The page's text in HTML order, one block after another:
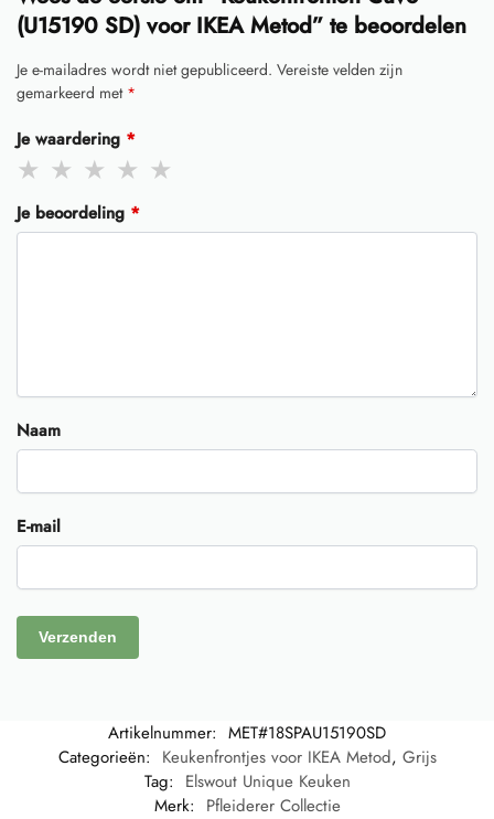
(U15190 SD) voor IKEA Metod” te beoordelen
Je e-mailadres wordt niet gepubliceerd. Vereiste velden zijn
gemarkeerd met *
Je waardering *
Je beoordeling *
Naam
E-mail
Artikelnummer: MET#18SPAU15190SD
Categorieën: Keukenfrontjes voor IKEA Metod, Grijs
Tag: Elswout Unique Keuken
Merk: Pfleiderer Collectie